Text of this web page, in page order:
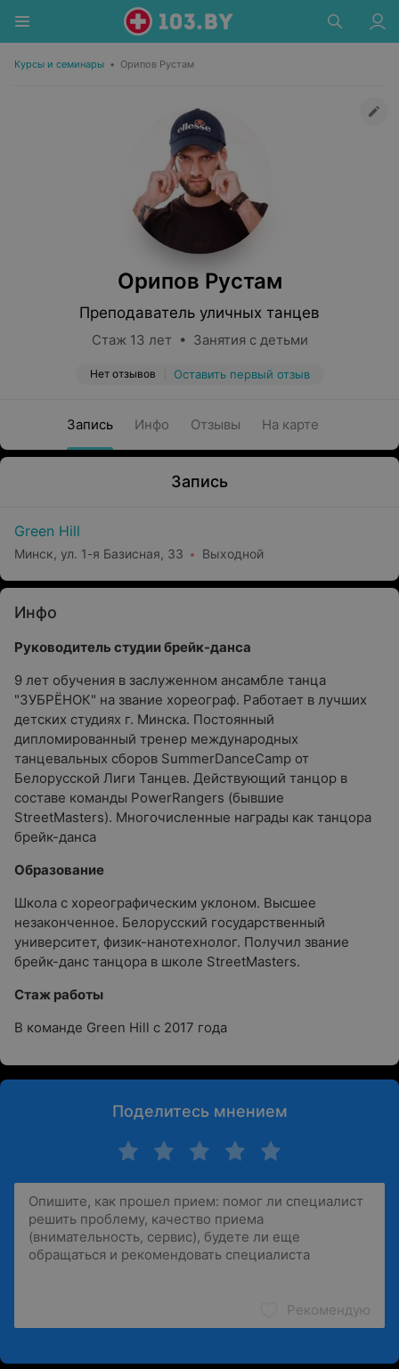
Курсы и семинары • Орипов Рустам
Орипов Рустам
Преподаватель уличных танцев
Стаж 13 лет • Занятия с детьми
Нет отзывов Оставить первый отзыв
Запись Инфо Отзывы На карте
Запись
Green Hill
Минск, ул. 1-я Базисная, 33 Выходной
Инфо
Руководитель студии брейк-данса
9 лет обучения в заслуженном ансамбле танца
"ЗУБРЁНОК" на звание хореограф. Работает в лучших
детских студиях г. Минска. Постоянный
дипломированный тренер международных
танцевальных сборов SummerDanceCamp от
Белорусской Лиги Танцев. Действующий танцор в
составе команды PowerRangers (бывшие
StreetMasters). Многочисленные награды как танцора
брейк-данса
Образование
Школа с хореографическим уклоном. Высшее
незаконченное. Белорусский государственный
университет, физик-нанотехнолог. Получил звание
брейк-данс танцора в школе StreetMasters.
Стаж работы
В команде Green Hill с 2017 года
Поделитесь мнением
Рекомендую